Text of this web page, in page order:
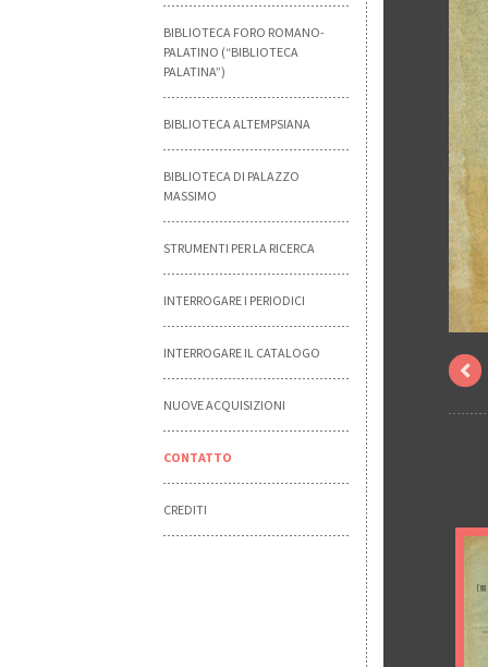
BIBLIOTECA FORO ROMANO-
PALATINO (“BIBLIOTECA
PALATINA”)
BIBLIOTECA ALTEMPSIANA
BIBLIOTECA DI PALAZZO
MASSIMO
STRUMENTI PER LA RICERCA
INTERROGARE I PERIODICI
INTERROGARE IL CATALOGO
NUOVE ACQUISIZIONI
CONTATTO
CREDITI